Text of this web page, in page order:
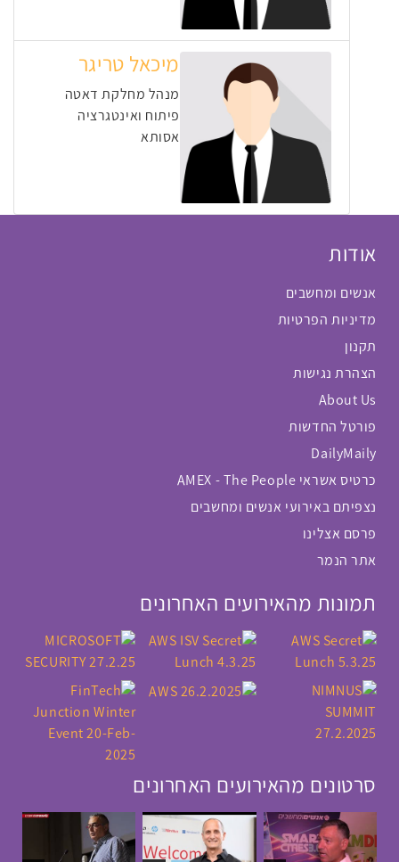
מיכאל טריגר
מנהל מחלקת דאטה
פיתוח ואינטגרציה
אסותא
אודות
אנשים ומחשבים
מדיניות הפרטיות
תקנון
הצהרת נגישות
About Us
פורטל החדשות
DailyMaily
כרטיס אשראי AMEX - The People
נצפיתם באירועי אנשים ומחשבים
פרסם אצלינו
אתר הנמר
תמונות מהאירועים האחרונים
סרטונים מהאירועים האחרונים